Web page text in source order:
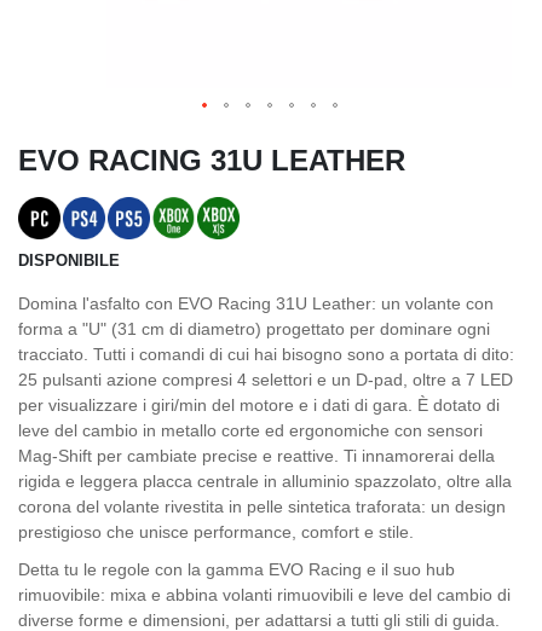
EVO RACING 31U LEATHER
DISPONIBILE
Domina l'asfalto con EVO Racing 31U Leather: un volante con
forma a "U" (31 cm di diametro) progettato per dominare ogni
tracciato. Tutti i comandi di cui hai bisogno sono a portata di dito:
25 pulsanti azione compresi 4 selettori e un D-pad, oltre a 7 LED
per visualizzare i giri/min del motore e i dati di gara. È dotato di
leve del cambio in metallo corte ed ergonomiche con sensori
Mag-Shift per cambiate precise e reattive. Ti innamorerai della
rigida e leggera placca centrale in alluminio spazzolato, oltre alla
corona del volante rivestita in pelle sintetica traforata: un design
prestigioso che unisce performance, comfort e stile.
Detta tu le regole con la gamma EVO Racing e il suo hub
rimuovibile: mixa e abbina volanti rimuovibili e leve del cambio di
diverse forme e dimensioni, per adattarsi a tutti gli stili di guida.